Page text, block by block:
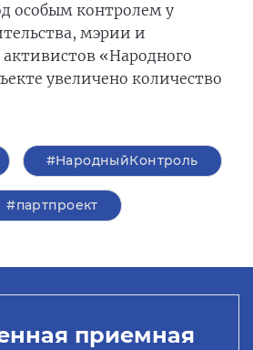
особым контролем у
мэрии и
«Народного
увеличено количество
#НародныйКонтроль
#партпроект
приемная